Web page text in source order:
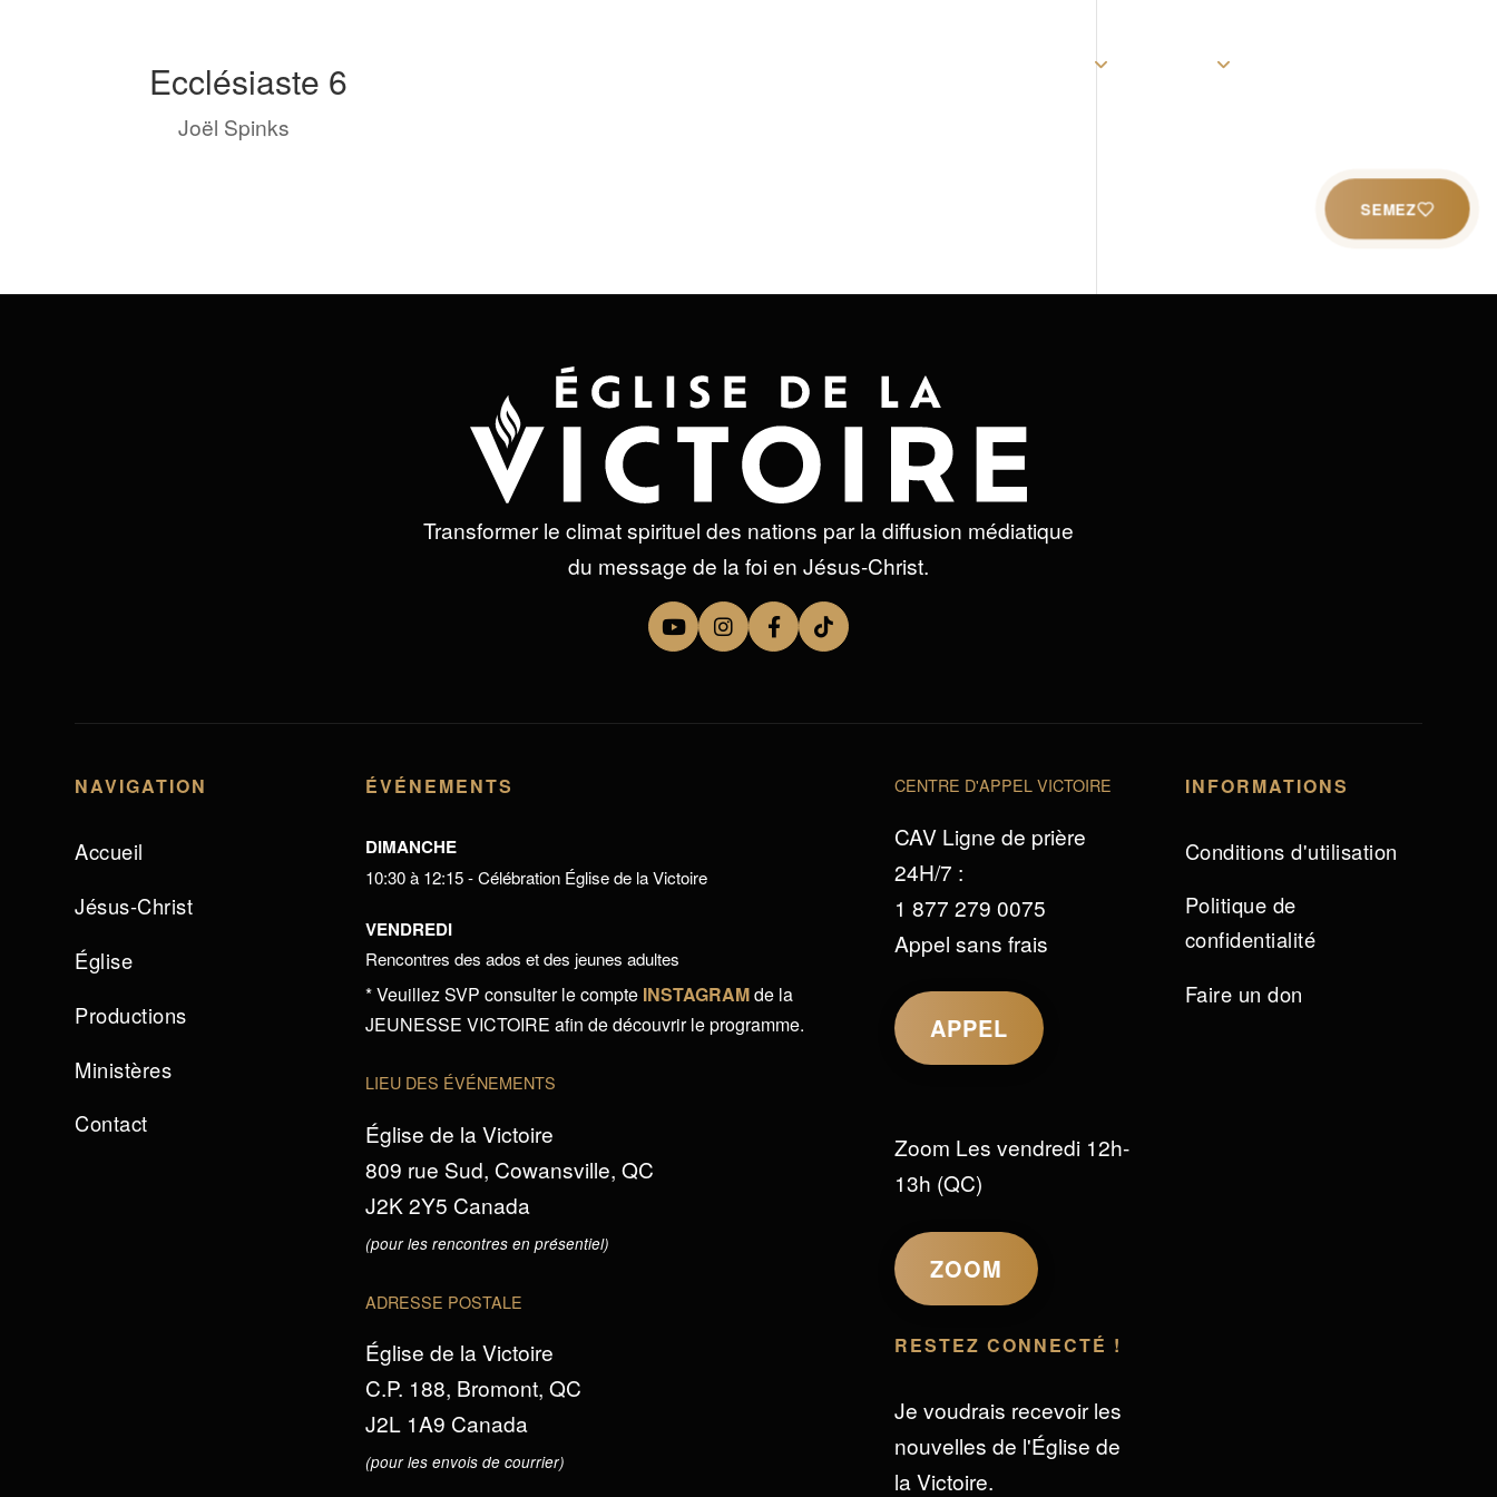
SEMEZ
Ecclésiaste 6
byJoël Spinks
Transformer le climat spirituel des nations par la diffusion médiatique
du message de la foi en Jésus-Christ.
NAVIGATION
Accueil
Jésus-Christ
Église
Productions
Ministères
Contact
ÉVÉNEMENTS
DIMANCHE
10:30 à 12:15 - Célébration Église de la Victoire
VENDREDI
Rencontres des ados et des jeunes adultes
* Veuillez SVP consulter le compte INSTAGRAMde la
JEUNESSE VICTOIRE afin de découvrir le programme.
LIEU DES ÉVÉNEMENTS
Église de la Victoire
809 rue Sud, Cowansville, QC
J2K 2Y5 Canada
(pour les rencontres en présentiel)
ADRESSE POSTALE
Église de la Victoire
C.P. 188, Bromont, QC
J2L 1A9 Canada
(pour les envois de courrier)
CENTRE D'APPEL VICTOIRE
CAV Ligne de prière
24H/7 :
1 877 279 0075
Appel sans frais
APPEL
Zoom Les vendredi 12h-
13h (QC)
ZOOM
RESTEZ CONNECTÉ !
Je voudrais recevoir les
nouvelles de l'Église de
la Victoire.
INFORMATIONS
Conditions d'utilisation
Politique de
confidentialité
Faire un don